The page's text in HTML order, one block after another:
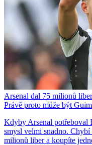
Arsenal dal 75 milionů
Právě proto může být
Kdyby Arsenal potřeboval
smysl velmi snadno.
milionů liber a koupíte